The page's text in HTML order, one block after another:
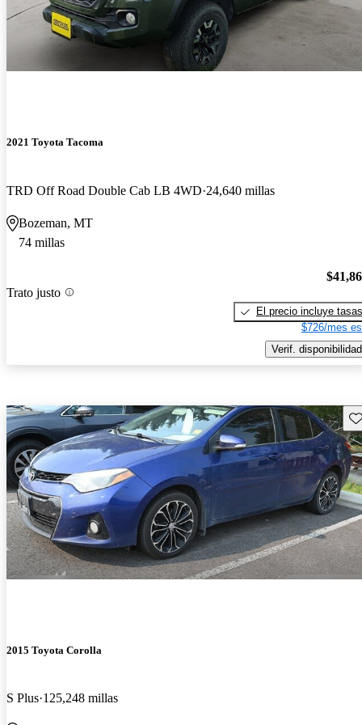
2021 Toyota Tacoma
TRD Off Road Double Cab LB 4WD 24,640 millas
Bozeman, MT
74 millas
Trato justo
El precio incluye tasas
$726/mes
Verif. disponibilidad
2015 Toyota Corolla
S Plus 125,248 millas